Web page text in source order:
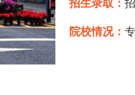
招生录取：
院校情况：